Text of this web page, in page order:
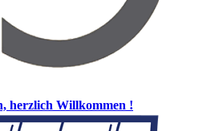
herzlich Willkommen !